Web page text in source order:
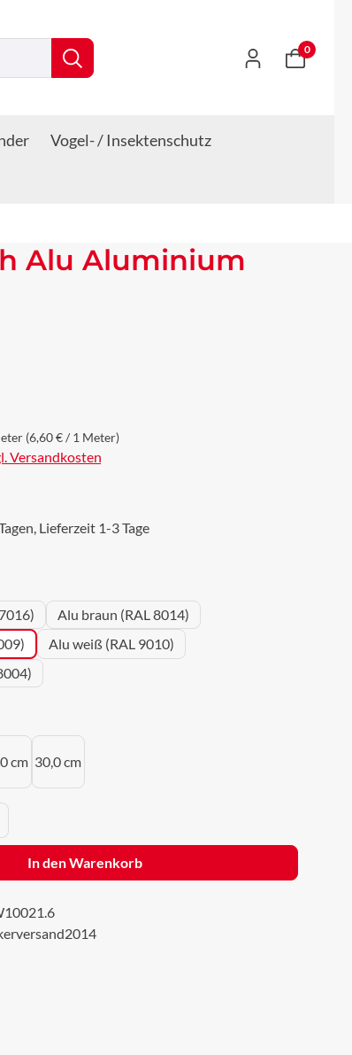
0
Vogel- / Insektenschutz
Alu Aluminium
(6,60 € / 1 Meter)
Versandkosten
Lieferzeit 1-3 Tage
Alu braun (RAL 8014)
Alu weiß (RAL 9010)
cm 30,0 cm
Gib den gewünschten Wert ein
In den Warenkorb